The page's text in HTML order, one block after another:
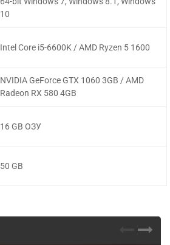
10
Intel Core i5-6600K / AMD Ryzen 5 1600
NVIDIA GeForce GTX 1060 3GB / AMD
Radeon RX 580 4GB
16 GB ОЗУ
50 GB